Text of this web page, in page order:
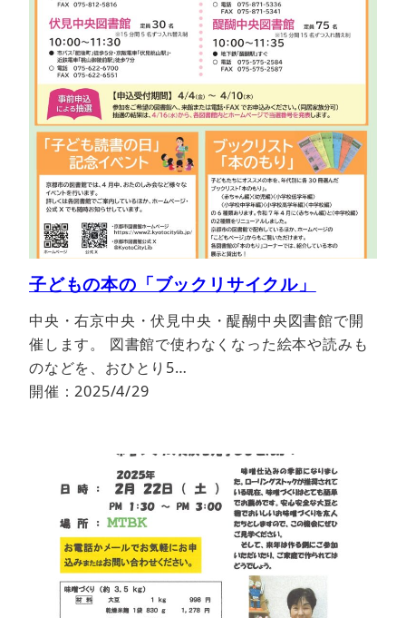
子どもの本の「ブックリサイクル」
中央・右京中央・伏見中央・醍醐中央図書館で開
催します。 図書館で使わなくなった絵本や読みも
のなどを、おひとり5…
開催：2025/4/29